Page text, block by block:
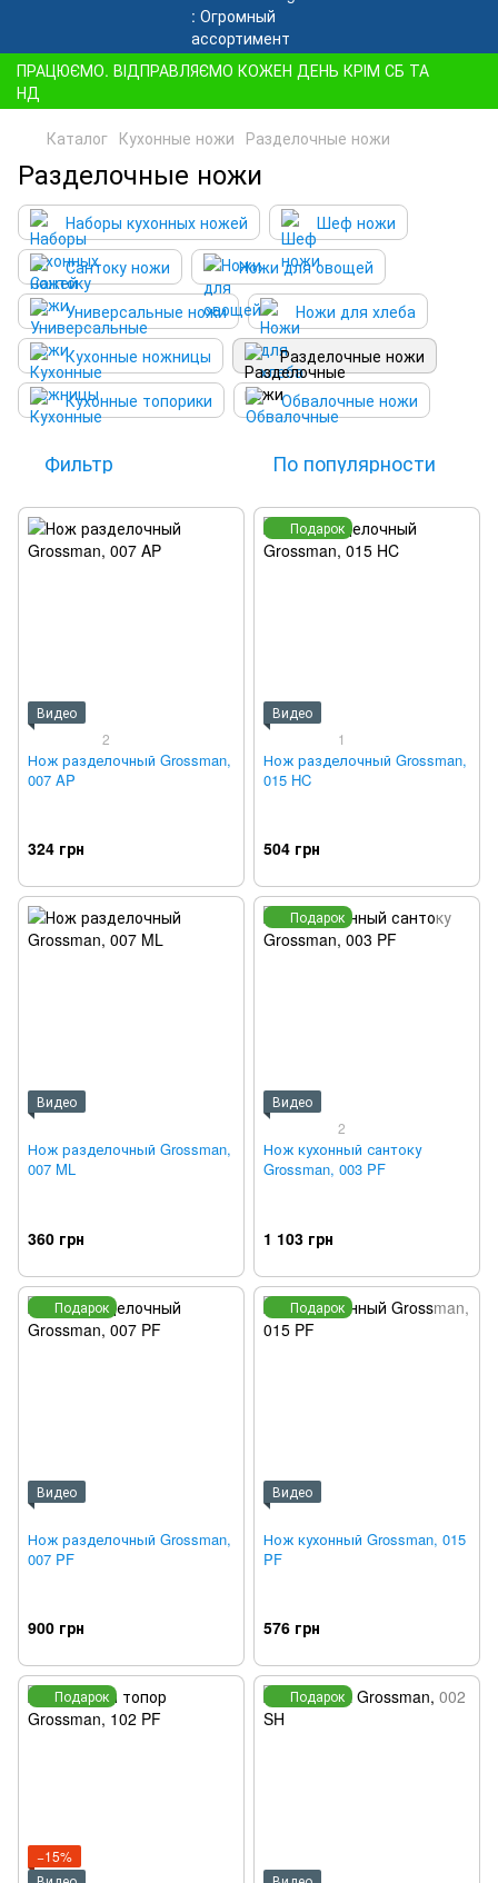
ПРАЦЮЄМО. ВІДПРАВЛЯЄМО КОЖЕН ДЕНЬ КРІМ СБ ТА
НД
Каталог Кухонные ножи Разделочные ножи
Разделочные ножи
Наборы кухонных ножей
Шеф ножи
Сантоку ножи
Ножи для овощей
Универсальные ножи
Ножи для хлеба
Кухонные ножницы
Разделочные ножи
Кухонные топорики
Обвалочные ножи
Фильтр По популярности
Видео
2
Нож разделочный Grossman,
007 AP
324 грн
Подарок
Видео
1
Нож разделочный Grossman,
015 HC
504 грн
Видео
Нож разделочный Grossman,
007 ML
360 грн
Подарок
Видео
2
Нож кухонный сантоку
Grossman, 003 PF
1 103 грн
Подарок
Видео
Нож разделочный Grossman,
007 PF
900 грн
Подарок
Видео
Нож кухонный Grossman, 015
PF
576 грн
Подарок
−15%
Подарок